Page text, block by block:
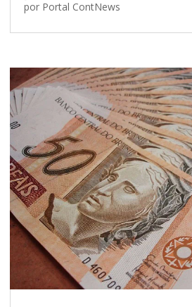
por Portal ContNews